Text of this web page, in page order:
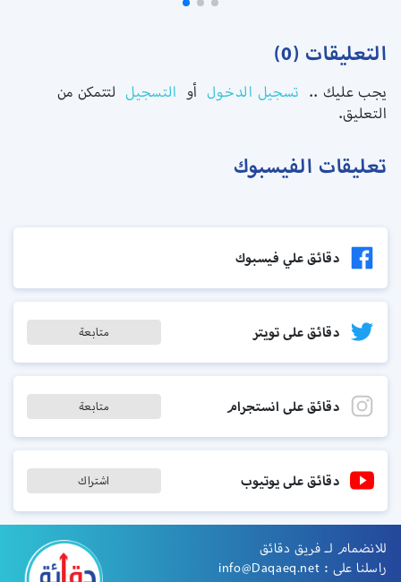
التعليقات (0)
يجب عليك .. تسجيل الدخول أو التسجيل لتتمكن من
التعليق.
تعليقات الفيسبوك
دقائق علي فيسبوك
دقائق على تويتر متابعة
دقائق على انستجرام متابعة
دقائق على يوتيوب اشتراك
للانضمام لـ فريق دقائق
راسلنا على : info@Daqaeq.net